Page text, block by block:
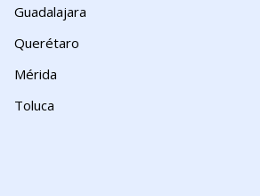
Guadalajara
Querétaro
Mérida
Toluca